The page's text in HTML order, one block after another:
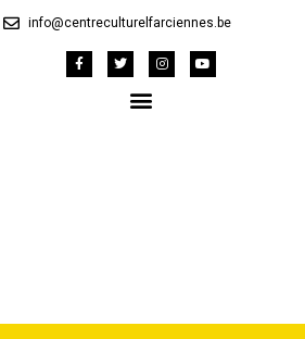
info@centreculturelfarciennes.be